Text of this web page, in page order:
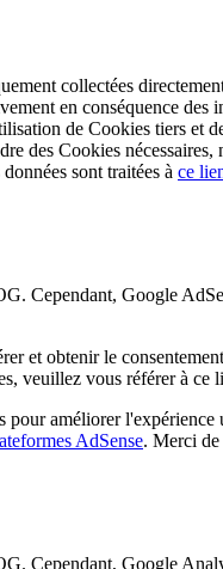
collectées
en conséquence
de Cookies tiers et
des Cookies
sont traitées à ce
Cependant, Google
et obtenir le
veuillez vous référer à ce
améliorer
AdSense. Merci de
Cependant, Google